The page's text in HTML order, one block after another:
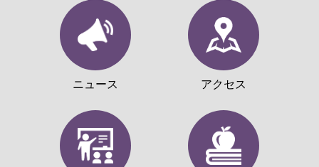
ニュース アクセス